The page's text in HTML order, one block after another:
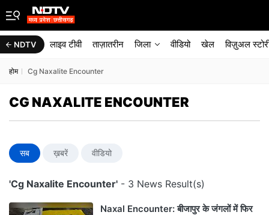
NDTV लाइव टीवी ताज़ातरीन जिला वीडियो खेल विज़ुअल
होम Cg Naxalite Encounter
CG NAXALITE ENCOUNTER
सब ख़बरें वीडियो
'Cg Naxalite Encounter' - 3 News Result(s)
Naxal Encounter: बीजापुर के जंगलों में फिर